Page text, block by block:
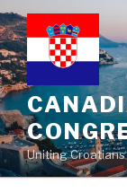
Skip
to
content
Uniting